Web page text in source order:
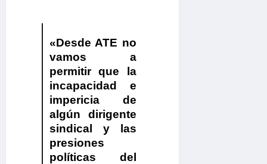
«Desde ATE no
vamos a
permitir que la
incapacidad e
impericia de
algún dirigente
sindical y las
presiones
políticas del